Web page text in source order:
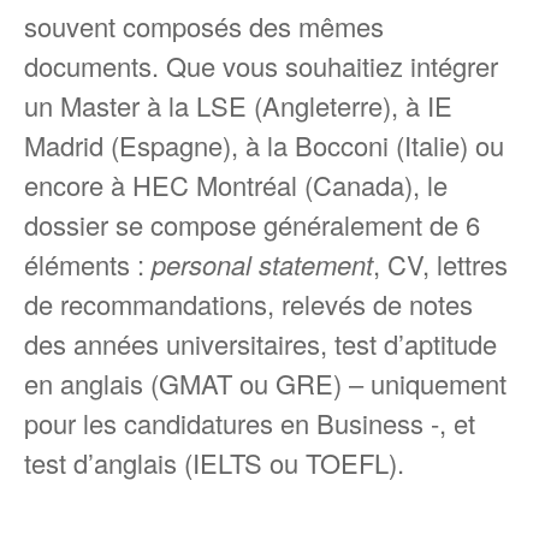
souvent composés des mêmes
documents. Que vous souhaitiez intégrer
un Master à la LSE (Angleterre), à IE
Madrid (Espagne), à la Bocconi (Italie) ou
encore à HEC Montréal (Canada), le
dossier se compose généralement de 6
éléments : personal statement, CV, lettres
de recommandations, relevés de notes
des années universitaires, test d’aptitude
en anglais (GMAT ou GRE) – uniquement
pour les candidatures en Business -, et
test d’anglais (IELTS ou TOEFL).